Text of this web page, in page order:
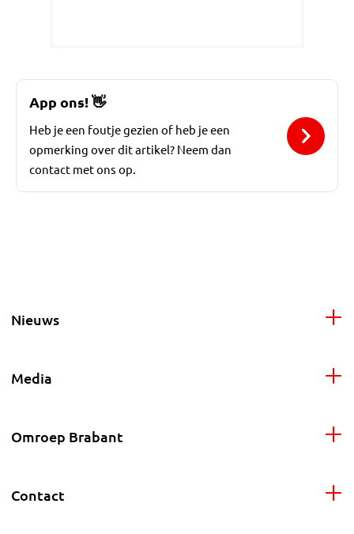
App ons!👋
Heb je een foutje gezien of heb je een
opmerking over dit artikel? Neem dan
contact met ons op.
Nieuws
Media
Omroep Brabant
Contact